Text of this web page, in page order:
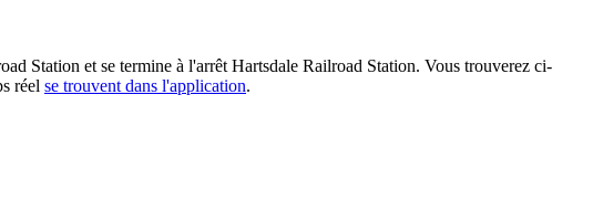
Station et se termine à l'arrêt Hartsdale Railroad Station. Vous trouverez ci-
réel se trouvent dans l'application.